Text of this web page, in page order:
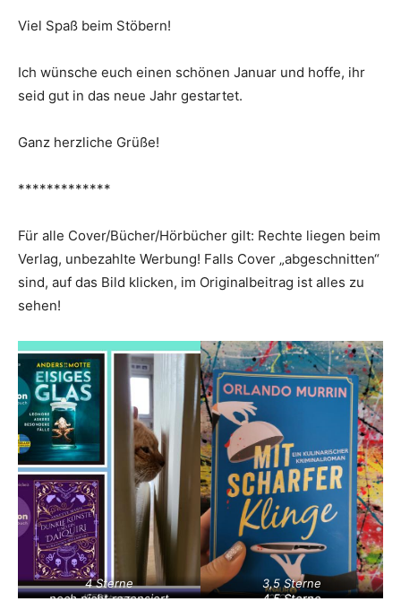
Viel Spaß beim Stöbern!
Ich wünsche euch einen schönen Januar und hoffe, ihr
seid gut in das neue Jahr gestartet.
Ganz herzliche Grüße!
*************
Für alle Cover/Bücher/Hörbücher gilt: Rechte liegen beim
Verlag, unbezahlte Werbung! Falls Cover „abgeschnitten“
sind, auf das Bild klicken, im Originalbeitrag ist alles zu
sehen!
4 Sterne
3,5 Sterne
4,5 Sterne
3 Sterne
5 Sterne 4,5 Sterne
noch nicht rezensiert 4,5 Sterne